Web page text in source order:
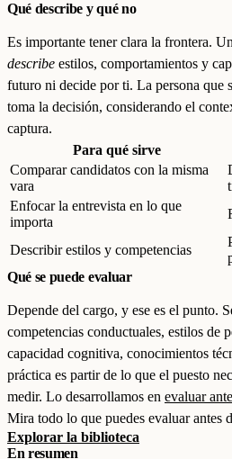
Qué describe y qué no
Es importante tener clara la frontera.
describe estilos, comportamientos y
futuro ni decide por ti. La persona que
toma la decisión, considerando el
captura.
Para qué sirve
Comparar candidatos con la misma
vara
Enfocar la entrevista en lo que
importa
Describir estilos y competencias
Qué se puede evaluar
Depende del cargo, y ese es el punto.
competencias conductuales, estilos de
capacidad cognitiva, conocimientos
práctica es partir de lo que el puesto
medir. Lo desarrollamos en evaluar
Mira todo lo que puedes evaluar antes
Explorar la biblioteca
En resumen